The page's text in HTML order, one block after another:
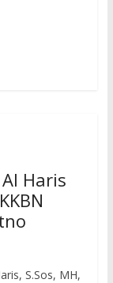
Haris
S.Sos, MH,